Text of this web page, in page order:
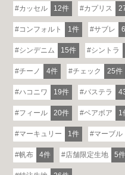
カッセル 12件 カプリス
コンフォルト 1件 サブレ
シンデニム 15件 シントラ
チーノ 4件 チェック 25件
ハコニワ 19件 パステラ
フィール 20件 ベアボア 1
マーキュリー 1件 マーブル
帆布 4件 店舗限定生地 5件